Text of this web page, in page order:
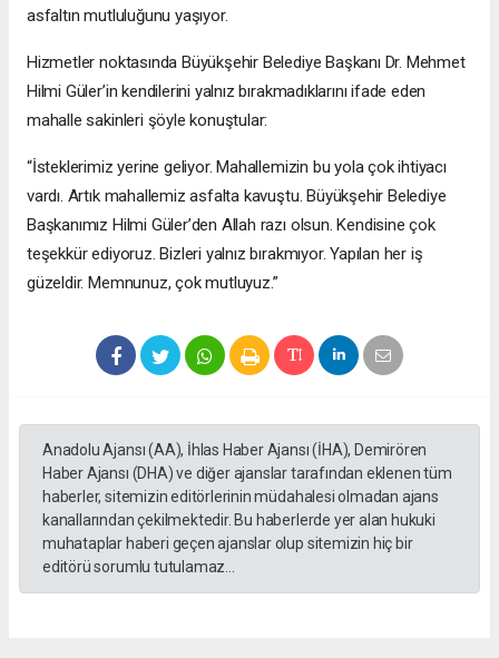
asfaltın mutluluğunu yaşıyor.
Hizmetler noktasında Büyükşehir Belediye Başkanı Dr. Mehmet
Hilmi Güler’in kendilerini yalnız bırakmadıklarını ifade eden
mahalle sakinleri şöyle konuştular:
“İsteklerimiz yerine geliyor. Mahallemizin bu yola çok ihtiyacı
vardı. Artık mahallemiz asfalta kavuştu. Büyükşehir Belediye
Başkanımız Hilmi Güler’den Allah razı olsun. Kendisine çok
teşekkür ediyoruz. Bizleri yalnız bırakmıyor. Yapılan her iş
güzeldir. Memnunuz, çok mutluyuz.”
Anadolu Ajansı (AA), İhlas Haber Ajansı (İHA), Demirören
Haber Ajansı (DHA) ve diğer ajanslar tarafından eklenen tüm
haberler, sitemizin editörlerinin müdahalesi olmadan ajans
kanallarından çekilmektedir. Bu haberlerde yer alan hukuki
muhataplar haberi geçen ajanslar olup sitemizin hiç bir
editörü sorumlu tutulamaz...